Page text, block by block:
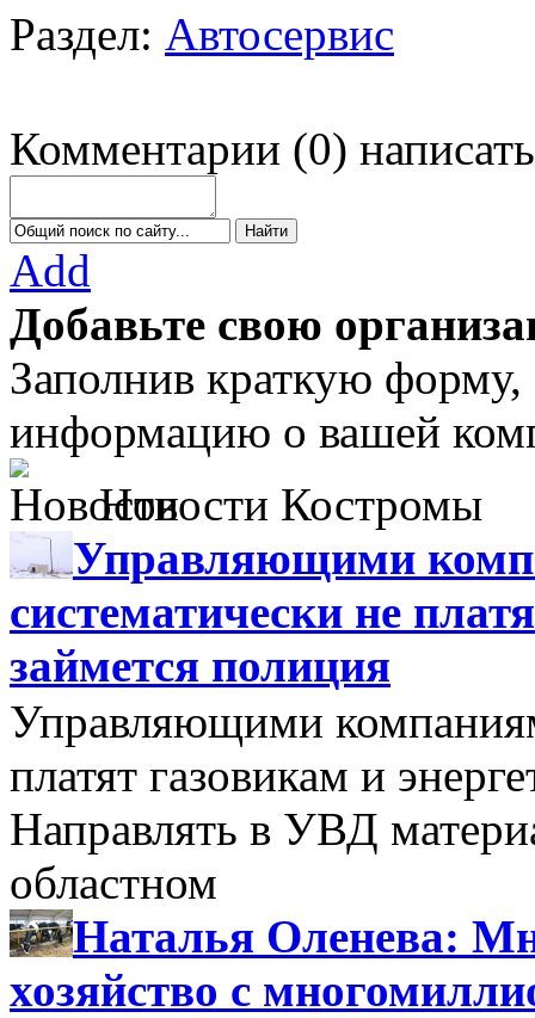
Раздел: Автосервис
Комментарии (0) написать
Add
Добавьте свою
Заполнив краткую
информацию о вашей
Новости Костромы
Управляющими
систематически не
займется полиция
Управляющими
платят газовикам и
Направлять в УВД
областном
Наталья Оленева:
хозяйство с